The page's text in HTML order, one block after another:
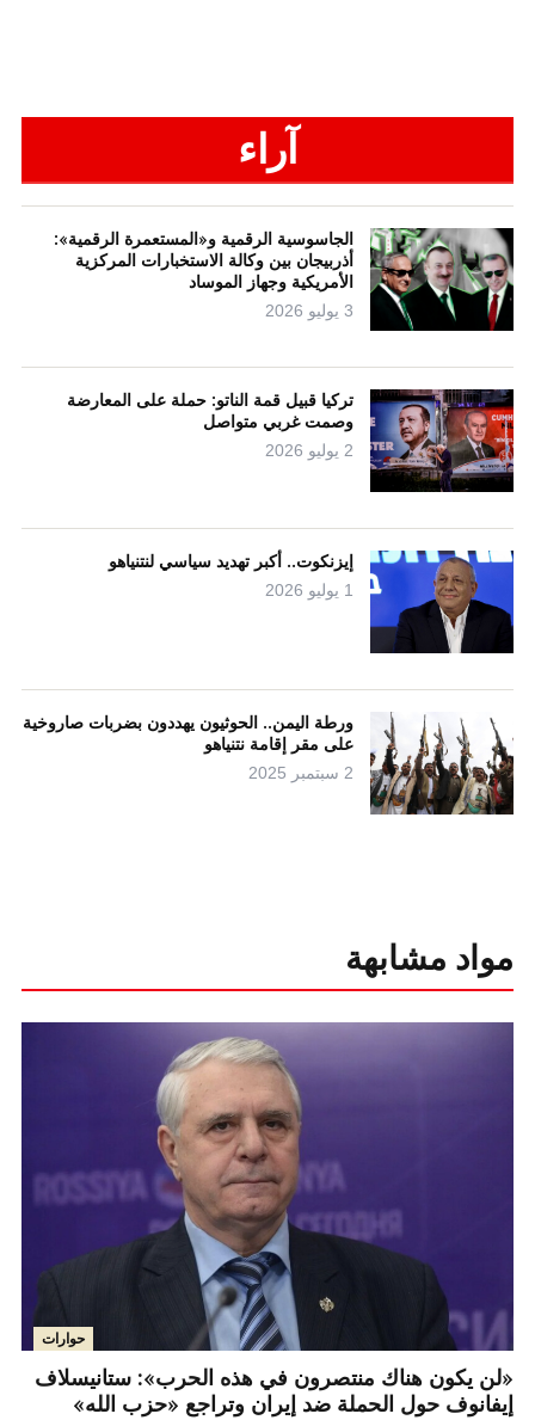
آراء
الجاسوسية الرقمية و«المستعمرة الرقمية»:
أذربيجان بين وكالة الاستخبارات المركزية
الأمريكية وجهاز الموساد
3 يوليو 2026
تركيا قبيل قمة الناتو: حملة على المعارضة
وصمت غربي متواصل
2 يوليو 2026
إيزنكوت.. أكبر تهديد سياسي لنتنياهو
1 يوليو 2026
ورطة اليمن.. الحوثيون يهددون بضربات صاروخية
على مقر إقامة نتنياهو
2 سبتمبر 2025
مواد مشابهة
حوارات
«لن يكون هناك منتصرون في هذه الحرب»: ستانيسلاف
إيفانوف حول الحملة ضد إيران وتراجع «حزب الله»